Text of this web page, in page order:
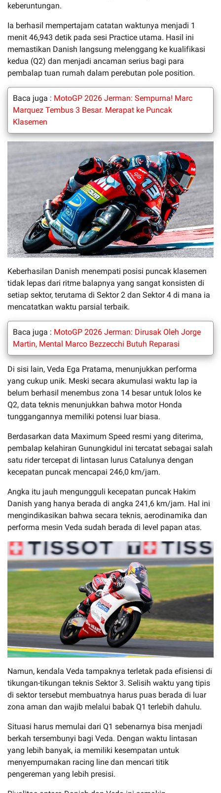
keberuntungan.
Ia berhasil mempertajam catatan waktunya menjadi 1
menit 46,943 detik pada sesi Practice utama. Hasil ini
memastikan Danish langsung melenggang ke kualifikasi
kedua (Q2) dan menjadi ancaman serius bagi para
pembalap tuan rumah dalam perebutan pole position.
Baca juga : MotoGP 2026 Jerman: Sempurna! Marc
Marquez Tembus 3 Besar. Merapat ke Puncak
Klasemen
Keberhasilan Danish menempati posisi puncak klasemen
tidak lepas dari ritme balapnya yang sangat konsisten di
setiap sektor, terutama di Sektor 2 dan Sektor 4 di mana ia
mencatatkan waktu parsial terbaik.
Baca juga : MotoGP 2026 Jerman: Dirusak Oleh Jorge
Martin, Mental Marco Bezzecchi Butuh Reparasi
Di sisi lain, Veda Ega Pratama, menunjukkan performa
yang cukup unik. Meski secara akumulasi waktu lap ia
belum berhasil menembus zona 14 besar untuk lolos ke
Q2, data teknis menunjukkan bahwa motor Honda
tunggangannya memiliki potensi luar biasa.
Berdasarkan data Maximum Speed resmi yang diterima,
pembalap kelahiran Gunungkidul ini tercatat sebagai salah
satu rider tercepat di lintasan lurus Catalunya dengan
kecepatan puncak mencapai 246,0 km/jam.
Angka itu jauh mengungguli kecepatan puncak Hakim
Danish yang hanya berada di angka 241,6 km/jam. Hal ini
mengindikasikan bahwa secara teknis, aerodinamika dan
performa mesin Veda sudah berada di level papan atas.
Namun, kendala Veda tampaknya terletak pada efisiensi di
tikungan-tikungan teknis Sektor 3. Selisih waktu yang tipis
di sektor tersebut membuatnya harus puas berada di luar
zona aman dan wajib melalui babak Q1 terlebih dahulu.
Situasi harus memulai dari Q1 sebenarnya bisa menjadi
berkah tersembunyi bagi Veda. Dengan waktu lintasan
yang lebih banyak, ia memiliki kesempatan untuk
menyempurnakan racing line dan mencari titik
pengereman yang lebih presisi.